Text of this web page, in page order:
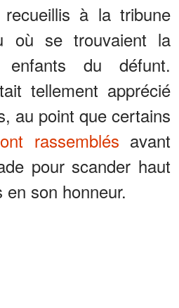
à la tribune
où se trouvaient la
du défunt.
tellement apprécié
au point que certains
rassemblés avant
pour scander haut
son honneur.